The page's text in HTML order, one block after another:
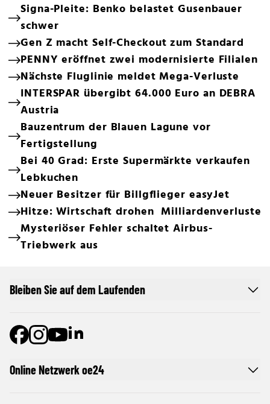
Signa-Pleite: Benko belastet Gusenbauer
schwer
Gen Z macht Self-Checkout zum Standard
PENNY eröffnet zwei modernisierte Filialen
Nächste Fluglinie meldet Mega-Verluste
INTERSPAR übergibt 64.000 Euro an DEBRA
Austria
Bauzentrum der Blauen Lagune vor
Fertigstellung
Bei 40 Grad: Erste Supermärkte verkaufen
Lebkuchen
Neuer Besitzer für Billgflieger easyJet
Hitze: Wirtschaft drohen Milliardenverluste
Mysteriöser Fehler schaltet Airbus-
Triebwerk aus
Online Netzwerk oe24
Bleiben Sie auf dem Laufenden